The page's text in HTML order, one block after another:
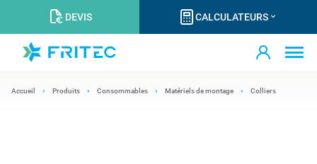
DEVIS CALCULATEURS
Accueil Produits Consommables Matériels de montage Colliers